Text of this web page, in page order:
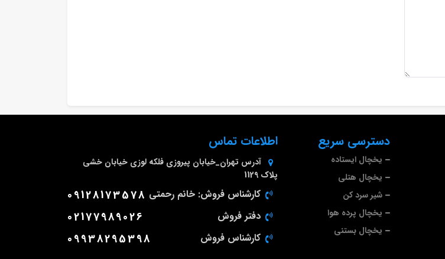
دسترسی سریع
یخچال ایستاده
یخچال هتلی
شیر سرد کن
یخچال پرده هوا
یخچال بستنی
اطلاعات تماس
آدرس تهران_خیابان پیروزی فلکه لوزی خیابان خشی
پلاک 1129
کارشناس فروش: خانم رحمتی 09128173578
دفتر فروش 02177989026
کارشناس فروش 09938295398